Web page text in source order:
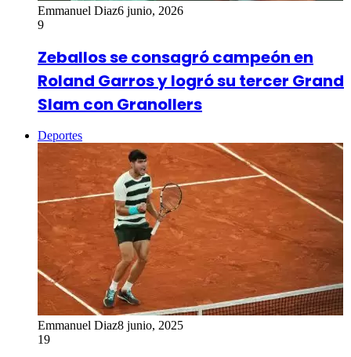
Emmanuel Diaz6 junio, 2026
9
Zeballos se consagró campeón en
Roland Garros y logró su tercer Grand
Slam con Granollers
Deportes
Emmanuel Diaz8 junio, 2025
19